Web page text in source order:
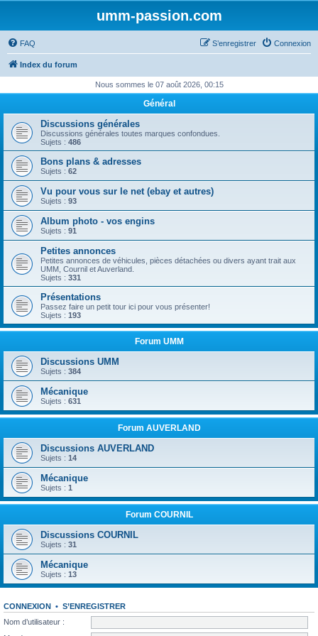
umm-passion.com
FAQ Connexion
S’enregistrer
Index du forum
Nous sommes le 07 août 2026, 00:15
Général
Discussions générales
Discussions générales toutes marques confondues.
Sujets : 486
Bons plans & adresses
Sujets : 62
Vu pour vous sur le net (ebay et autres)
Sujets : 93
Album photo - vos engins
Sujets : 91
Petites annonces
Petites annonces de véhicules, pièces détachées ou divers ayant trait aux
UMM, Cournil et Auverland.
Sujets : 331
Présentations
Passez faire un petit tour ici pour vous présenter!
Sujets : 193
Forum UMM
Discussions UMM
Sujets : 384
Mécanique
Sujets : 631
Forum AUVERLAND
Discussions AUVERLAND
Sujets : 14
Mécanique
Sujets : 1
Forum COURNIL
Discussions COURNIL
Sujets : 31
Mécanique
Sujets : 13
CONNEXION • S’ENREGISTRER
Nom d’utilisateur :